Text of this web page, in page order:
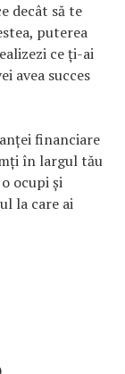
decât să te
puterea
ce ți-ai
avea succes
financiare
în largul tău
ocupi și
la care ai